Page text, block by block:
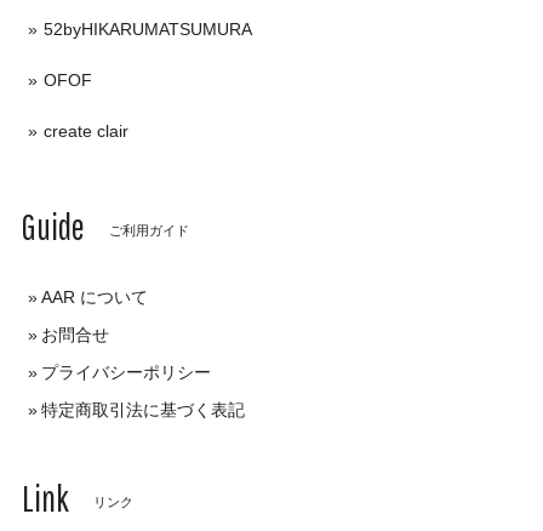
52byHIKARUMATSUMURA
OFOF
create clair
Guide ご利用ガイド
AAR について
お問合せ
プライバシーポリシー
特定商取引法に基づく表記
Link リンク